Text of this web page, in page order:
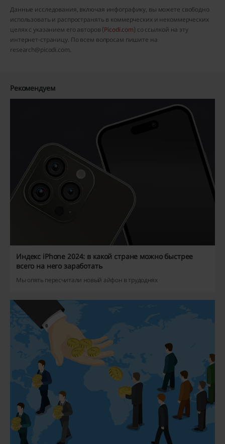
Данные исследования, включая инфографику, вы можете свободно
использовать и распространять в коммерческих и некоммерческих
целях с указанием его авторов (Picodi.com) со ссылкой на эту
интернет-страницу. По всем вопросам пишите на
research@picodi.com.
Рекомендуем
Индекс iPhone 2024: в какой стране можно быстрее
всего на него заработать
Мы опять пересчитали новый айфон в трудоднях